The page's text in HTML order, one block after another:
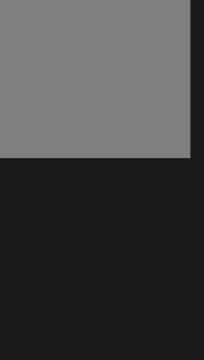
en nueva ventana)
en nueva ventana)